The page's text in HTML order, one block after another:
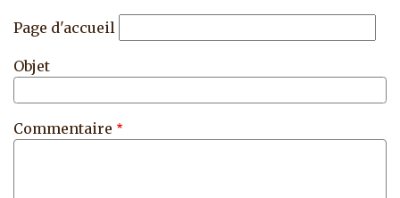
Page d'accueil
Objet
Commentaire